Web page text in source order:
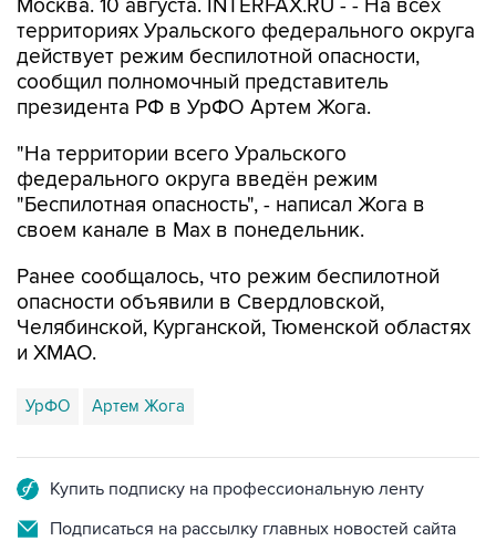
Москва. 10 августа. INTERFAX.RU - - На всех
территориях Уральского федерального округа
действует режим беспилотной опасности,
сообщил полномочный представитель
президента РФ в УрФО Артем Жога.
"На территории всего Уральского
федерального округа введён режим
"Беспилотная опасность", - написал Жога в
своем канале в Мах в понедельник.
Ранее сообщалось, что режим беспилотной
опасности объявили в Свердловской,
Челябинской, Курганской, Тюменской областях
и ХМАО.
УрФО Артем Жога
Купить подписку на профессиональную ленту
Подписаться на рассылку главных новостей сайта